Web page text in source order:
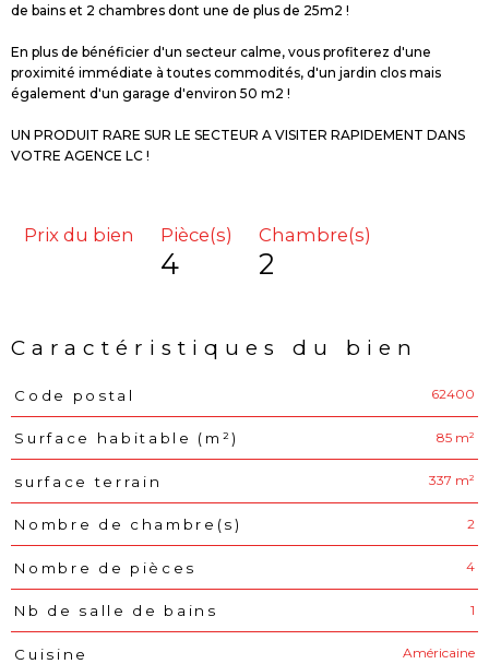
de bains et 2 chambres dont une de plus de 25m2 !
En plus de bénéficier d'un secteur calme, vous profiterez d'une
proximité immédiate à toutes commodités, d'un jardin clos mais
également d'un garage d'environ 50 m2 !
UN PRODUIT RARE SUR LE SECTEUR A VISITER RAPIDEMENT DANS
VOTRE AGENCE LC !
Prix du bien Pièce(s)
4
Chambre(s)
2
Caractéristiques du bien
Caractéristiques Valeurs
Code postal 62400
Surface habitable (m²) 85 m²
surface terrain 337 m²
Nombre de chambre(s) 2
Nombre de pièces 4
Nb de salle de bains 1
Cuisine Américaine